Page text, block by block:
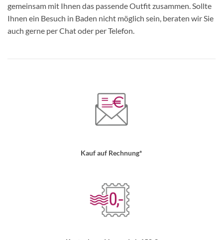
gemeinsam mit Ihnen das passende Outfit zusammen. Sollte
Ihnen ein Besuch in Baden nicht möglich sein, beraten wir Sie
auch gerne per Chat oder per Telefon.
Kauf auf Rechnung*